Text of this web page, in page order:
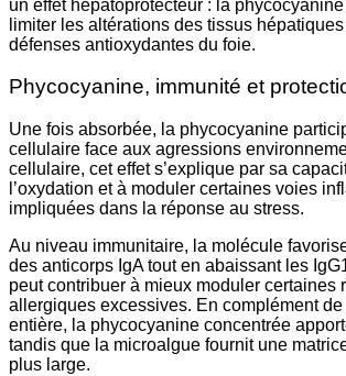
un effet hépatoprotecteur : la
limiter les altérations des tissus
défenses antioxydantes du foie.
Phycocyanine, immunité et
Une fois absorbée, la phycocyanine
cellulaire face aux agressions
cellulaire, cet effet s’explique par sa
l’oxydation et à moduler certaines voies
impliquées dans la réponse au stress.
Au niveau immunitaire, la molécule
des anticorps IgA tout en abaissant les
peut contribuer à mieux moduler certaines
allergiques excessives. En complément
entière, la phycocyanine concentrée
tandis que la microalgue fournit une
plus large.